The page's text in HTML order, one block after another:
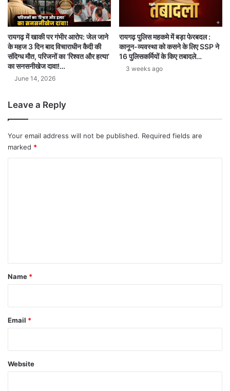
रायगढ़ में खाकी पर गंभीर आरोप: जेल जाने
के महज 3 दिन बाद विचाराधीन कैदी की
संदिग्ध मौत, परिजनों का ‘रिश्वत और हत्या’
का सनसनीखेज दावा!…
June 14, 2026
रायगढ़ पुलिस महकमे में बड़ा फेरबदल :
कानून-व्यवस्था को कसने के लिए SSP ने
16 पुलिसकर्मियों के किए तबादले…
3 weeks ago
Leave a Reply
Your email address will not be published. Required fields are
marked *
*
Name *
Email *
Website